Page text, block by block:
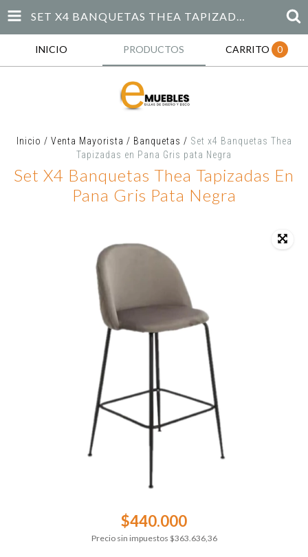
SET X4 BANQUETAS THEA TAPIZADAS EN PANA GRIS PATA NEGRA
INICIO PRODUCTOS CARRITO 0
Inicio / Venta Mayorista / Banquetas / Set x4 Banquetas Thea
Tapizadas en Pana Gris pata Negra
Set X4 Banquetas Thea Tapizadas En
Pana Gris Pata Negra
$440.000
Precio sin impuestos $363.636,36